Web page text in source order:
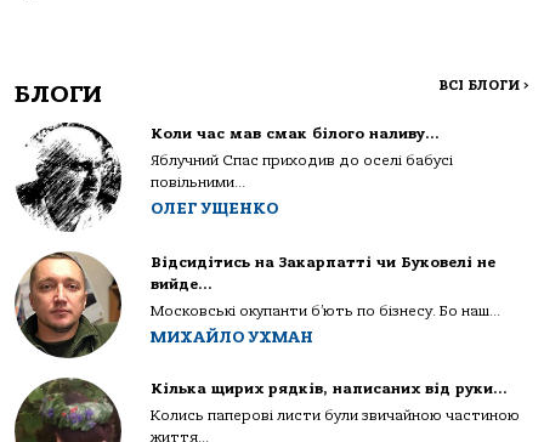
БЛОГИ ВСІ БЛОГИ >
Коли час мав смак білого наливу…
Яблучний Спас приходив до оселі бабусі
повільними...
ОЛЕГ УЩЕНКО
Відсидітись на Закарпатті чи Буковелі не
вийде…
Московські окупанти б’ють по бізнесу. Бо наш...
МИХАЙЛО УХМАН
Кілька щирих рядків, написаних від руки…
Колись паперові листи були звичайною частиною
життя...